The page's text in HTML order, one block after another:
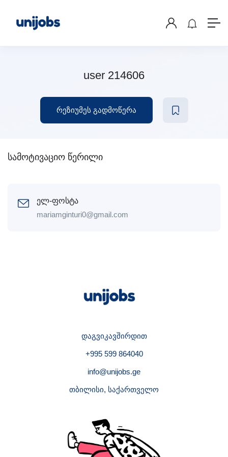
user 214606
რეზიუმეს გადმოწერა
სამოტივაციო წერილი
ელ-ფოსტა
mariamginturi0@gmail.com
დაგვიკავშირდით
+995 599 864040
info@unijobs.ge
თბილისი, საქართველო